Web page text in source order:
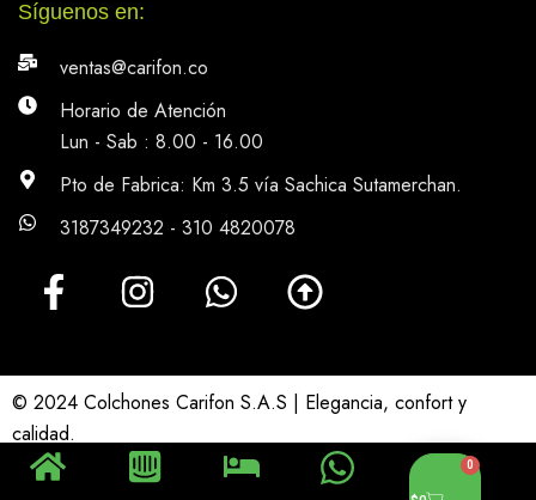
Síguenos en:
ventas@carifon.co
Horario de Atención
Lun - Sab : 8.00 - 16.00
Pto de Fabrica: Km 3.5 vía Sachica Sutamerchan.
3187349232 - 310 4820078
© 2024 Colchones Carifon S.A.S | Elegancia, confort y
calidad.
0